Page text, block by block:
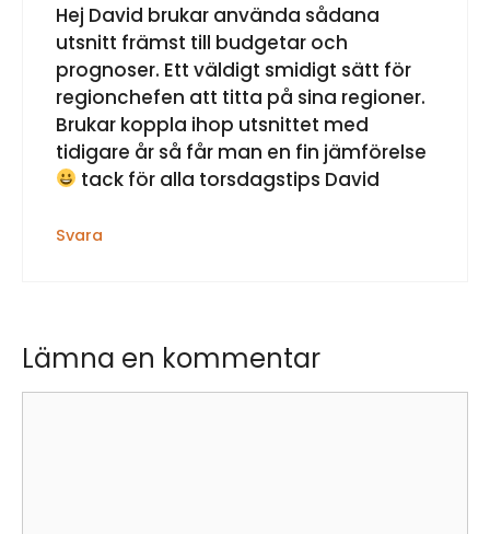
Hej David brukar använda sådana
utsnitt främst till budgetar och
prognoser. Ett väldigt smidigt sätt för
regionchefen att titta på sina regioner.
Brukar koppla ihop utsnittet med
tidigare år så får man en fin jämförelse
tack för alla torsdagstips David
Svara
Lämna en kommentar